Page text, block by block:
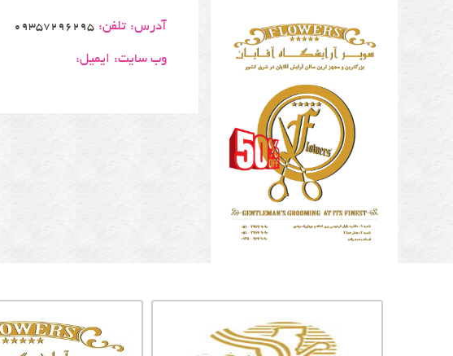
آدرس: تلفن: 09357296295
وب سایت: ایمیل: